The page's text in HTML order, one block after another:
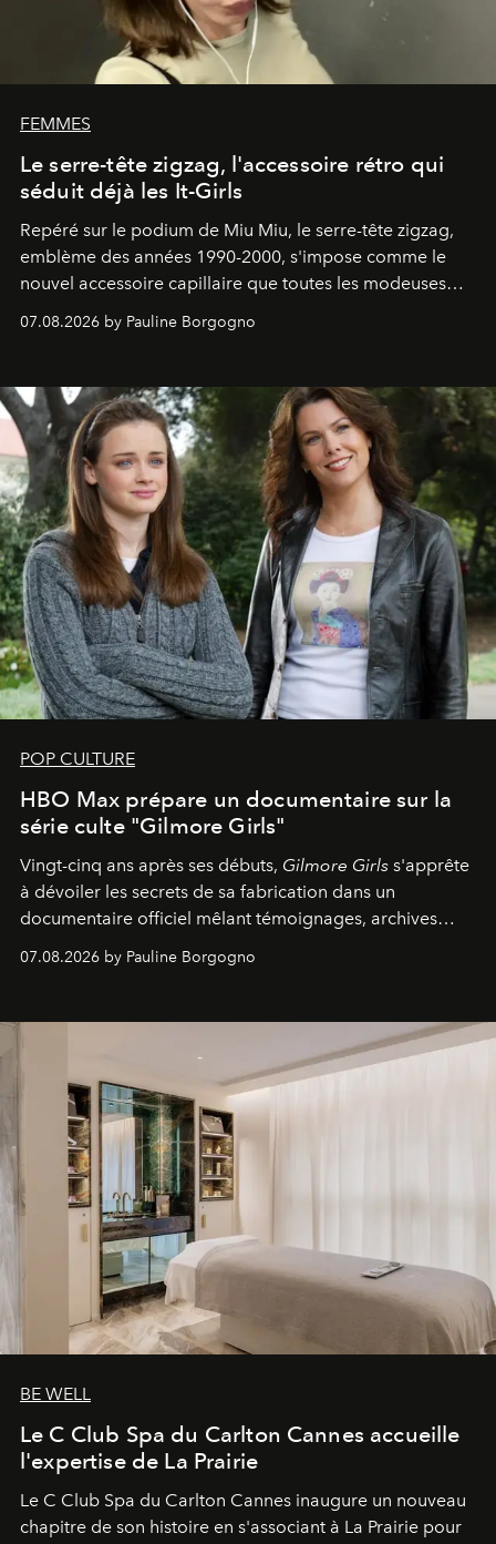
FEMMES
Le serre-tête zigzag, l'accessoire rétro qui
séduit déjà les It-Girls
Repéré sur le podium de Miu Miu, le serre-tête zigzag,
emblème des années 1990-2000, s'impose comme le
nouvel accessoire capillaire que toutes les modeuses
s'arrachent déjà.
07.08.2026 by Pauline Borgogno
POP CULTURE
HBO Max prépare un documentaire sur la
série culte "Gilmore Girls"
Vingt-cinq ans après ses débuts, Gilmore Girls s'apprête
à dévoiler les secrets de sa fabrication dans un
documentaire officiel mêlant témoignages, archives
inédites et plongée dans les coulisses d'un phénomène
générationnel.
07.08.2026 by Pauline Borgogno
BE WELL
Le C Club Spa du Carlton Cannes accueille
l'expertise de La Prairie
Le C Club Spa du Carlton Cannes inaugure un nouveau
chapitre de son histoire en s'associant à La Prairie pour